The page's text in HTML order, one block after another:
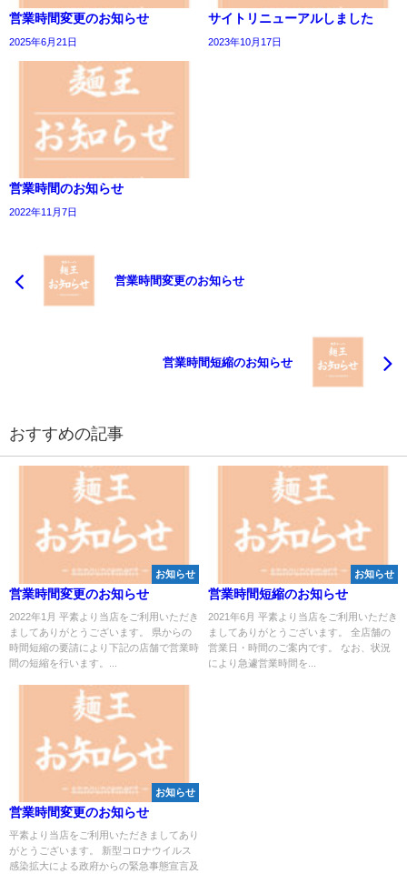
営業時間変更のお知らせ
2025年6月21日
サイトリニューアルしました
2023年10月17日
営業時間のお知らせ
2022年11月7日
営業時間変更のお知らせ
営業時間短縮のお知らせ
おすすめの記事
お知らせ
営業時間変更のお知らせ
2022年1月 平素より当店をご利用いただき
ましてありがとうございます。 県からの
時間短縮の要請により下記の店舗で営業時
間の短縮を行います。...
お知らせ
営業時間短縮のお知らせ
2021年6月 平素より当店をご利用いただき
ましてありがとうございます。 全店舗の
営業日・時間のご案内です。 なお、状況
により急遽営業時間を...
お知らせ
営業時間変更のお知らせ
平素より当店をご利用いただきましてあり
がとうございます。 新型コロナウイルス
感染拡大による政府からの緊急事態宣言及